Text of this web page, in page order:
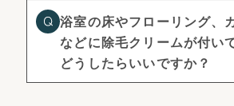
浴室の床やフローリング、
などに除毛クリームが付い
どうしたらいいですか？